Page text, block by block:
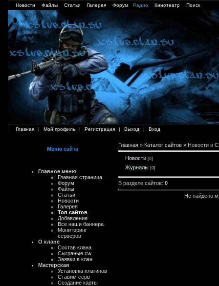
Новости Файлы Статьи Галерея Форум Радио Кинотеатр Поиск
Главная | Мой профиль | Регистрация | Выход | Вход
Меню сайта
Главное меню
Главная страница
Форум
Файлы
Статьи
Новости
Галерея
Топ сайтов
Добавление
Все наши баннера
Мониторинг
серверов
О клане
Состав клана
Сыграные cw
Заявки в клан
Мастерская
Установка плагинов
Ставим серв
Создание карты
Главная » Каталог сайтов » Новости и
Новости [0]
Журналы [0]
В разделе сайтов: 0
Не найдено